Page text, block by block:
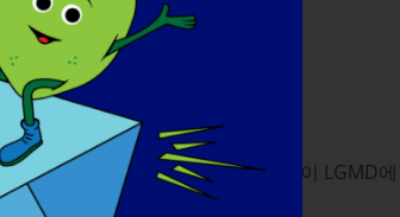
알리고 싶습니다. 더 많은 사람들이 LGMD에